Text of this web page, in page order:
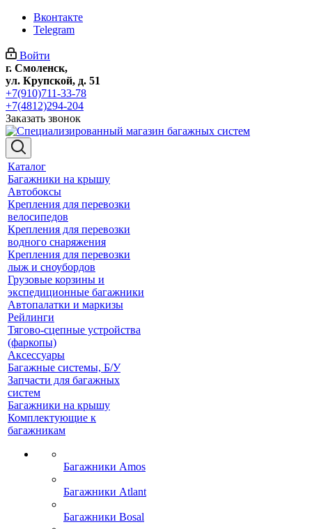
Вконтакте
Telegram
Войти
г. Смоленск,
ул. Крупской, д. 51
+7(910)711-33-78
+7(4812)294-204
Заказать звонок
Каталог
Багажники на крышу
Автобоксы
Крепления для перевозки
велосипедов
Крепления для перевозки
водного снаряжения
Крепления для перевозки
лыж и сноубордов
Грузовые корзины и
экспедиционные багажники
Автопалатки и маркизы
Рейлинги
Тягово-сцепные устройства
(фаркопы)
Аксессуары
Багажные системы, Б/У
Запчасти для багажных
систем
Багажники на крышу
Комплектующие к
багажникам
Багажники Amos
Багажники Atlant
Багажники Bosal